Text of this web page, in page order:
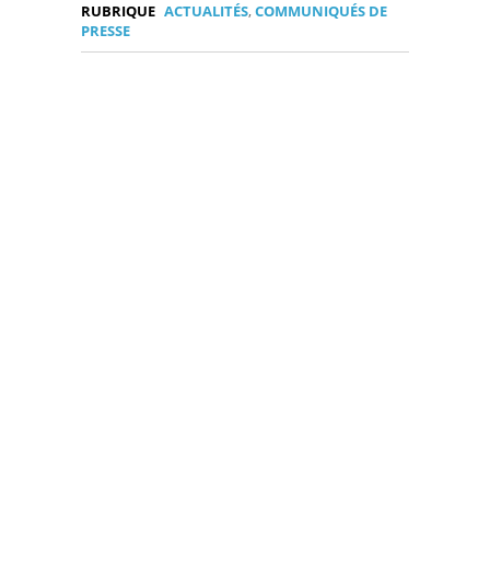
RUBRIQUE ACTUALITÉS,COMMUNIQUÉS DE
PRESSE